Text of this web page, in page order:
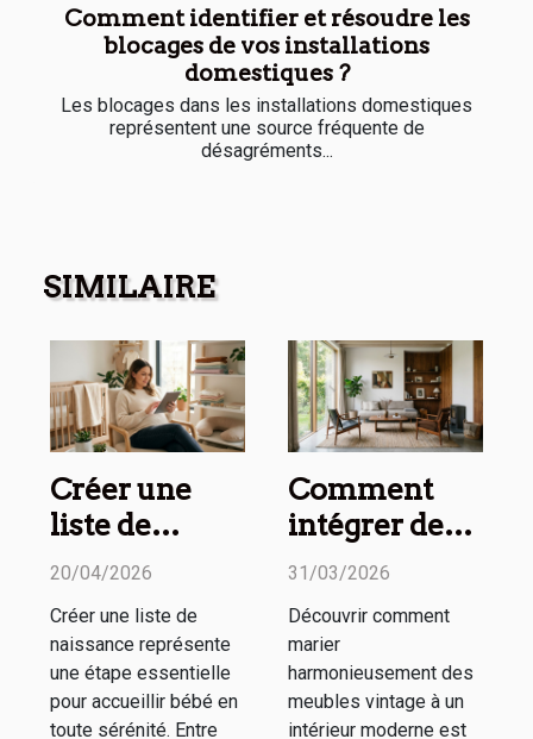
Comment identifier et résoudre les
blocages de vos installations
domestiques ?
Les blocages dans les installations domestiques
représentent une source fréquente de
désagréments...
SIMILAIRE
Créer une
liste de
naissance
esthétique :
nos conseils
20/04/2026
Créer une liste de
naissance représente
une étape essentielle
pour accueillir bébé en
toute sérénité. Entre
Comment
intégrer des
meubles
un espace
moderne ?
31/03/2026
Découvrir comment
marier
harmonieusement des
meubles vintage à un
intérieur moderne est